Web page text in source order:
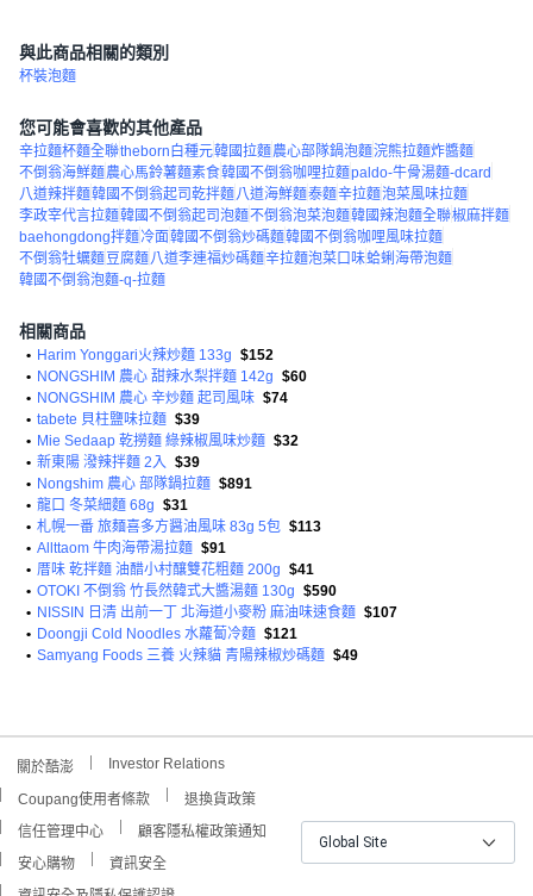
與此商品相關的類別
杯裝泡麵
您可能會喜歡的其他產品
辛拉麵杯麵全聯theborn白種元韓國拉麵農心部隊鍋泡麵浣熊拉麵炸醬麵
不倒翁海鮮麵農心馬鈴薯麵素食韓國不倒翁咖哩拉麵paldo-牛骨湯麵-dcard
八道辣拌麵韓國不倒翁起司乾拌麵八道海鮮麵泰麵辛拉麵泡菜風味拉麵
李政宰代言拉麵韓國不倒翁起司泡麵不倒翁泡菜泡麵韓國辣泡麵全聯椒麻拌麵
baehongdong拌麵冷面韓國不倒翁炒碼麵韓國不倒翁咖哩風味拉麵
不倒翁牡蠣麵 豆腐麵八道李連福炒碼麵辛拉麵泡菜口味蛤蜊海帶泡麵
韓國不倒翁泡麵-q-拉麵
相關商品
• Harim Yonggari火辣炒麵 133g $152
• NONGSHIM 農心 甜辣水梨拌麵 142g $60
• NONGSHIM 農心 辛炒麵 起司風味 $74
• tabete 貝柱鹽味拉麵 $39
• Mie Sedaap 乾撈麵 綠辣椒風味炒麵 $32
• 新東陽 潑辣拌麵 2入 $39
• Nongshim 農心 部隊鍋拉麵 $891
• 龍口 冬菜細麵 68g $31
• 札幌一番 旅麺喜多方醤油風味 83g 5包 $113
• Allttaom 牛肉海帶湯拉麵 $91
• 厝味 乾拌麵 油醋小村釀雙花粗麵 200g $41
• OTOKI 不倒翁 竹長然韓式大醬湯麵 130g $590
• NISSIN 日清 出前一丁 北海道小麥粉 麻油味速食麵 $107
• Doongji Cold Noodles 水蘿蔔冷麵 $121
• Samyang Foods 三養 火辣貓 青陽辣椒炒碼麵 $49
關於酷澎 Investor Relations
Coupang使用者條款
退換貨政策
信任管理中心
顧客隱私權政策通知
安心購物
資訊安全
Global Site